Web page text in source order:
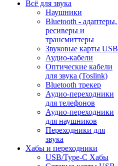
Всё для звука
Наушники
Bluetooth - адаптеры,
ресиверы и
трансмиттеры
Звуковые карты USB
Аудио-кабели
Оптические кабели
для звука (Toslink)
Bluetooth трекер
Аудио-переходники
для телефонов
Аудио-переходники
для наушников
Переходники для
звука
Хабы и переходники
USB/Type-C Хабы